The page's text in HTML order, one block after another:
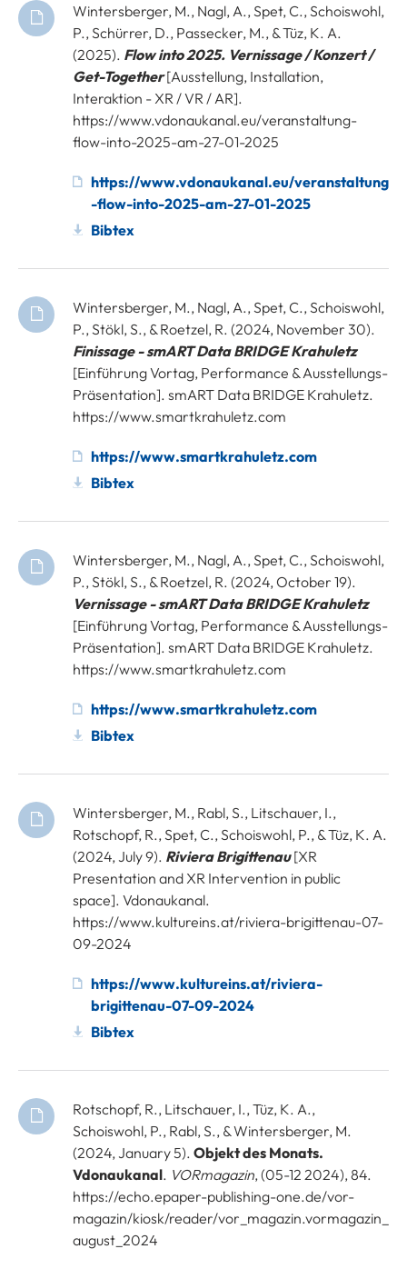
Wintersberger, M., Nagl, A., Spet, C., Schoiswohl,
P., Schürrer, D., Passecker, M., & Tüz, K. A.
(2025). Flow into 2025. Vernissage / Konzert /
Get-Together[Ausstellung, Installation,
Interaktion - XR / VR / AR].
https://www.vdonaukanal.eu/veranstaltung-
flow-into-2025-am-27-01-2025
https://www.vdonaukanal.eu/veranstaltung
-flow-into-2025-am-27-01-2025
Bibtex
Wintersberger, M., Nagl, A., Spet, C., Schoiswohl,
P., Stökl, S., & Roetzel, R. (2024, November 30).
Finissage - smART Data BRIDGE Krahuletz
[Einführung Vortag, Performance & Ausstellungs-
Präsentation]. smART Data BRIDGE Krahuletz.
https://www.smartkrahuletz.com
https://www.smartkrahuletz.com
Bibtex
Wintersberger, M., Nagl, A., Spet, C., Schoiswohl,
P., Stökl, S., & Roetzel, R. (2024, October 19).
Vernissage - smART Data BRIDGE Krahuletz
[Einführung Vortag, Performance & Ausstellungs-
Präsentation]. smART Data BRIDGE Krahuletz.
https://www.smartkrahuletz.com
https://www.smartkrahuletz.com
Bibtex
Wintersberger, M., Rabl, S., Litschauer, I.,
Rotschopf, R., Spet, C., Schoiswohl, P., & Tüz, K. A.
(2024, July 9). Riviera Brigittenau[XR
Presentation and XR Intervention in public
space]. Vdonaukanal.
https://www.kultureins.at/riviera-brigittenau-07-
09-2024
https://www.kultureins.at/riviera-
brigittenau-07-09-2024
Bibtex
Rotschopf, R., Litschauer, I., Tüz, K. A.,
Schoiswohl, P., Rabl, S., & Wintersberger, M.
(2024, January 5). Objekt des Monats.
Vdonaukanal. VORmagazin, (05-12 2024), 84.
https://echo.epaper-publishing-one.de/vor-
magazin/kiosk/reader/vor_magazin.vormagazin_
august_2024